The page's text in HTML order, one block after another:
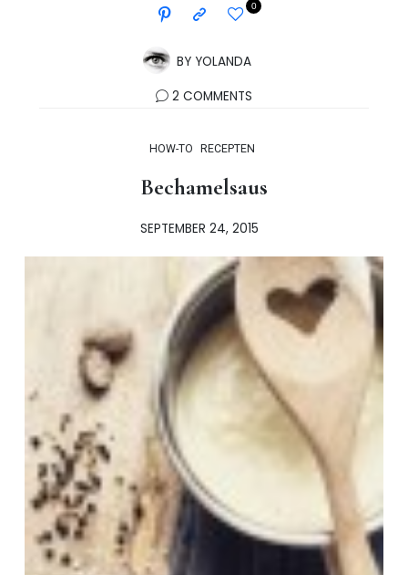
BY YOLANDA
0
2 COMMENTS
HOW-TO RECEPTEN
Bechamelsaus
SEPTEMBER 24, 2015